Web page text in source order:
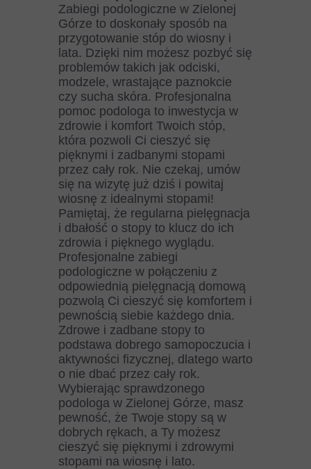
Zabiegi podologiczne w Zielonej
Górze to doskonały sposób na
przygotowanie stóp do wiosny i
lata. Dzięki nim możesz pozbyć się
problemów takich jak odciski,
modzele, wrastające paznokcie
czy sucha skóra. Profesjonalna
pomoc podologa to inwestycja w
zdrowie i komfort Twoich stóp,
która pozwoli Ci cieszyć się
pięknymi i zadbanymi stopami
przez cały rok. Nie czekaj, umów
się na wizytę już dziś i powitaj
wiosnę z idealnymi stopami!
Pamiętaj, że regularna pielęgnacja
i dbałość o stopy to klucz do ich
zdrowia i pięknego wyglądu.
Profesjonalne zabiegi
podologiczne w połączeniu z
odpowiednią pielęgnacją domową
pozwolą Ci cieszyć się komfortem i
pewnością siebie każdego dnia.
Zdrowe i zadbane stopy to
podstawa dobrego samopoczucia i
aktywności fizycznej, dlatego warto
o nie dbać przez cały rok.
Wybierając sprawdzonego
podologa w Zielonej Górze, masz
pewność, że Twoje stopy są w
dobrych rękach, a Ty możesz
cieszyć się pięknymi i zdrowymi
stopami na wiosnę i lato.